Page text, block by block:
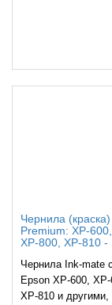
Чернила
Premium: XP-
XP-800, XP-810 -
Чернила Ink-mate
Epson XP-600,
XP-810 и